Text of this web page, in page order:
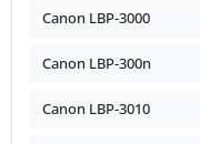
Canon LBP-3000
Canon LBP-300n
Canon LBP-3010